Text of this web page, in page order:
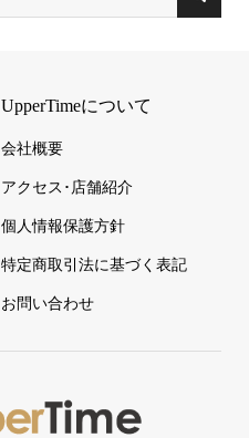
UpperTimeについて
会社概要
アクセス･店舗紹介
個人情報保護方針
特定商取引法に基づく表記
お問い合わせ